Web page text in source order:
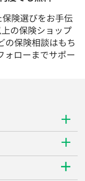
ローまでサポー